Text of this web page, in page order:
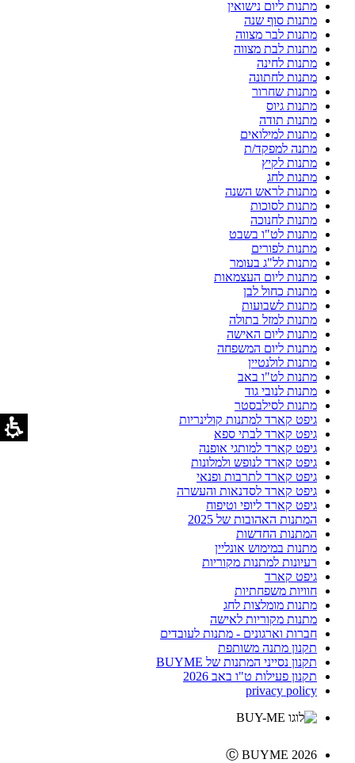
מתנות ליום נישואין
מתנות סוף שנה
מתנות לבר מצווה
מתנות לבת מצווה
מתנות לחינה
מתנות לחתונה
מתנות שחרור
מתנות גיוס
מתנות תודה
מתנות למילואים
מתנה למפקד/ת
מתנות לקיץ
מתנות לחג
מתנות לראש השנה
מתנות לסוכות
מתנות לחנוכה
מתנות לט"ו בשבט
מתנות לפורים
מתנות לל"ג בעומר
מתנות ליום העצמאות
מתנות כחול לבן
מתנות לשבועות
מתנות למזל בתולה
מתנות ליום האישה
מתנות ליום המשפחה
מתנות לולנטיין
מתנות לט"ו באב
מתנות לנובי גוד
מתנות לסילבסטר
גיפט קארד למתנות קולינריות
גיפט קארד לבתי ספא
גיפט קארד למותגי אופנה
גיפט קארד לנופש ולמלונות
גיפט קארד לתרבות ופנאי
גיפט קארד לסדנאות והעשרה
גיפט קארד ליופי וטיפוח
המתנות האהובות של 2025
המתנות החדשות
מתנות במימוש אונליין
רעיונות למתנות מקוריות
גיפט קארד
חוויות משפחתיות
מתנות מומלצות לחג
מתנות מקוריות לאישה
חברות וארגונים - מתנות לעובדים
תקנון מתנה משותפת
תקנון נסייני המתנות של BUYME
תקנון פעילות ט"ו באב 2026
privacy policy
Ⓒ BUYME 2026